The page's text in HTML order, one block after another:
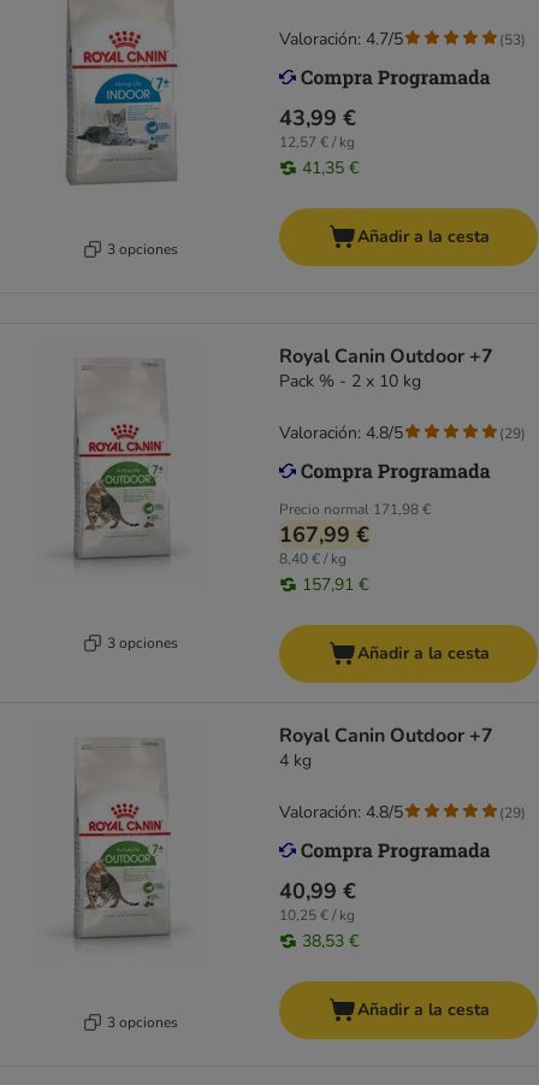
3 opciones
43,99 €
12,57 € / kg
41,35 €
Valoración: 4.7/5 (53)
Añadir a la cesta
3 opciones
Royal Canin Outdoor +7
Pack % - 2 x 10 kg
Precio normal 171,98 €
167,99 €
8,40 € / kg
157,91 €
Valoración: 4.8/5 (29)
Añadir a la cesta
3 opciones
Royal Canin Outdoor +7
4 kg
40,99 €
10,25 € / kg
38,53 €
Valoración: 4.8/5 (29)
Añadir a la cesta